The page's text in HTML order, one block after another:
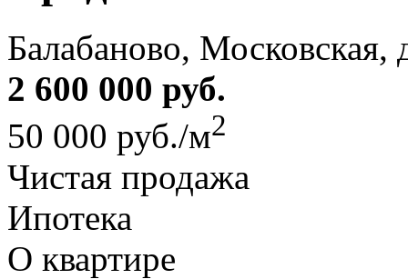
Балабаново, Московская,
2 600 000 руб.
50 000 руб./м2
Чистая продажа
Ипотека
О квартире